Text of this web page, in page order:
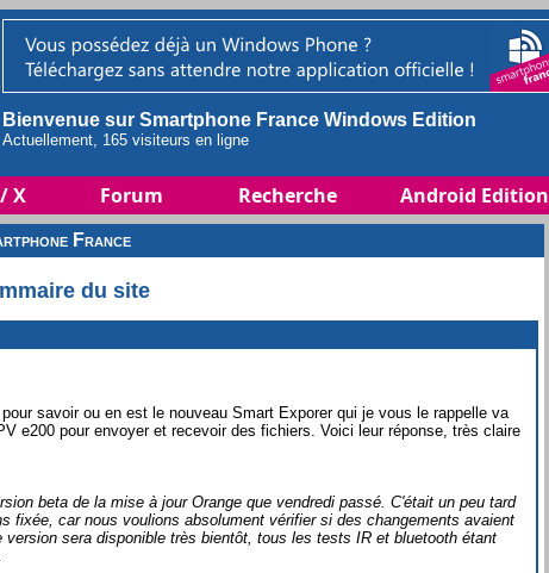
Bienvenue sur Smartphone France Windows Edition
Actuellement, 165 visiteurs en ligne
X Forum Recherche Android Edition
France
du site
savoir ou en est le nouveau Smart Exporer qui je vous le rappelle va
e200 pour envoyer et recevoir des fichiers. Voici leur réponse, très claire
beta de la mise à jour Orange que vendredi passé. C'était un peu tard
fixée, car nous voulions absolument vérifier si des changements avaient
sera disponible très bientôt, tous les tests IR et bluetooth étant